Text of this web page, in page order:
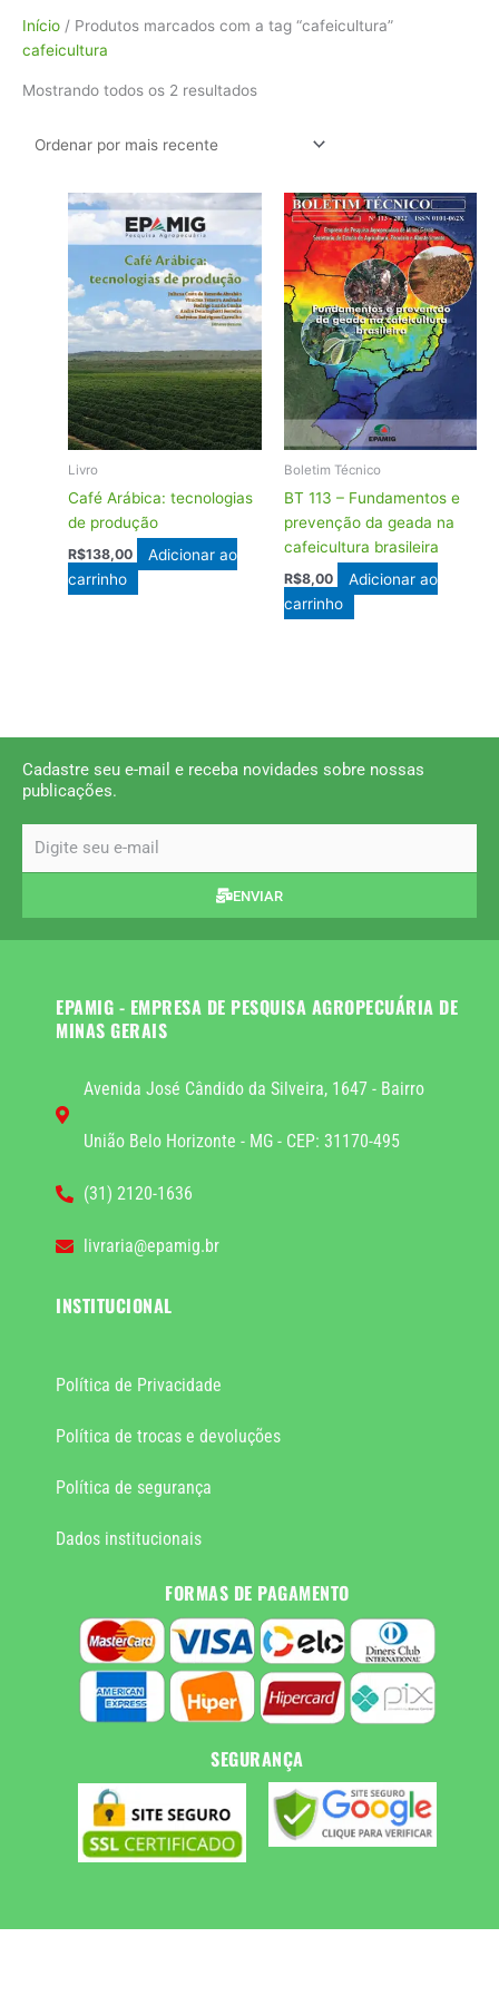
Início / Produtos marcados com a tag “cafeicultura”
cafeicultura
Mostrando todos os 2 resultados
Classificado
recente
Livro
Café Arábica: tecnologias
de produção
R$138,00
Adicionar ao
carrinho
Boletim Técnico
BT 113 – Fundamentos e
prevenção da geada na
cafeicultura brasileira
R$8,00
Adicionar ao
carrinho
Cadastre seu e-mail e receba novidades sobre nossas
publicações.
ENVIAR
EPAMIG - EMPRESA DE PESQUISA AGROPECUÁRIA DE
MINAS GERAIS
Avenida José Cândido da Silveira, 1647 - Bairro
União Belo Horizonte - MG - CEP: 31170-495
(31) 2120-1636
livraria@epamig.br
INSTITUCIONAL
Política de Privacidade
Política de trocas e devoluções
Política de segurança
Dados institucionais
FORMAS DE PAGAMENTO
SEGURANÇA